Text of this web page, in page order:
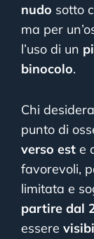
nudo sotto
ma per
l’uso di un
binocolo.
Chi
punto di
verso est e
favorevoli,
limitata e
partire dal
essere